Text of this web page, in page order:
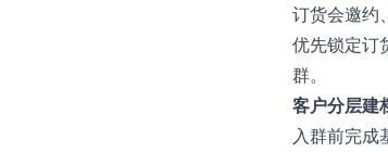
订货会邀约
优先锁定订
群。
客户分层建
入群前完成